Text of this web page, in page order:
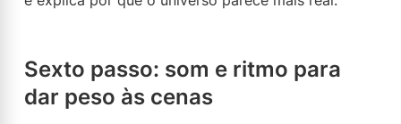
Sexto passo: som e ritmo para
dar peso às cenas